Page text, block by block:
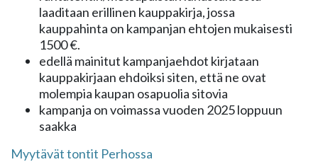
laaditaan erillinen kauppakirja, jossa
kauppahinta on kampanjan ehtojen mukaisesti
1500 €.
edellä mainitut kampanjaehdot kirjataan
kauppakirjaan ehdoiksi siten, että ne ovat
molempia kaupan osapuolia sitovia
kampanja on voimassa vuoden 2025 loppuun
saakka
Myytävät tontit Perhossa